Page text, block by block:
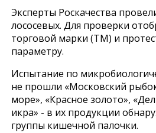
Эксперты Роскачества
лососевых. Для проверки
торговой марки (ТМ) и
параметру.
Испытание по
не прошли «Московский
море», «Красное золото»,
икра» - в их продукции
группы кишечной палочки.